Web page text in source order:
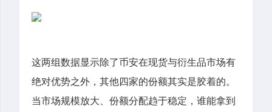
这两组数据显示除了币安在现货与衍生品市场有
绝对优势之外，其他四家的份额其实是胶着的。
当市场规模放大、份额分配趋于稳定，谁能拿到